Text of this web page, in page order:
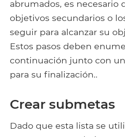
abrumados, es necesario
objetivos secundarios o
seguir para alcanzar su
Estos pasos deben
continuación junto con
para su finalización..
Crear submetas
Dado que esta lista se